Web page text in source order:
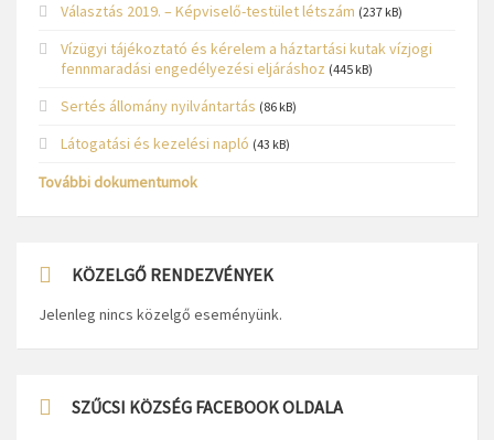
Választás 2019. – Képviselő-testület létszám (237 kB)
Vízügyi tájékoztató és kérelem a háztartási kutak vízjogi
fennmaradási engedélyezési eljáráshoz (445 kB)
Sertés állomány nyilvántartás (86 kB)
Látogatási és kezelési napló (43 kB)
További dokumentumok
KÖZELGŐ RENDEZVÉNYEK
Jelenleg nincs közelgő eseményünk.
SZŰCSI KÖZSÉG FACEBOOK OLDALA